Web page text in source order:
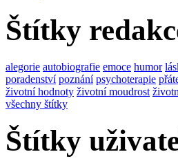
Štítky
alegorie autobiografie emoce humor
poradenství poznání psychoterapie
životní hodnoty životní moudrost
všechny štítky
Štítky